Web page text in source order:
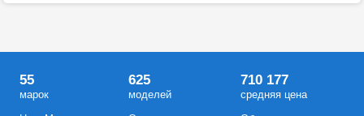
55
марок
625
моделей
710 177
средняя цена